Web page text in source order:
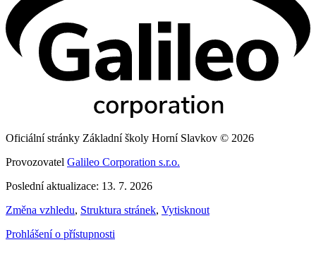
Oficiální stránky Základní školy Horní Slavkov © 2026
Provozovatel Galileo Corporation s.r.o.
Poslední aktualizace: 13. 7. 2026
Změna vzhledu, Struktura stránek, Vytisknout
Prohlášení o přístupnosti